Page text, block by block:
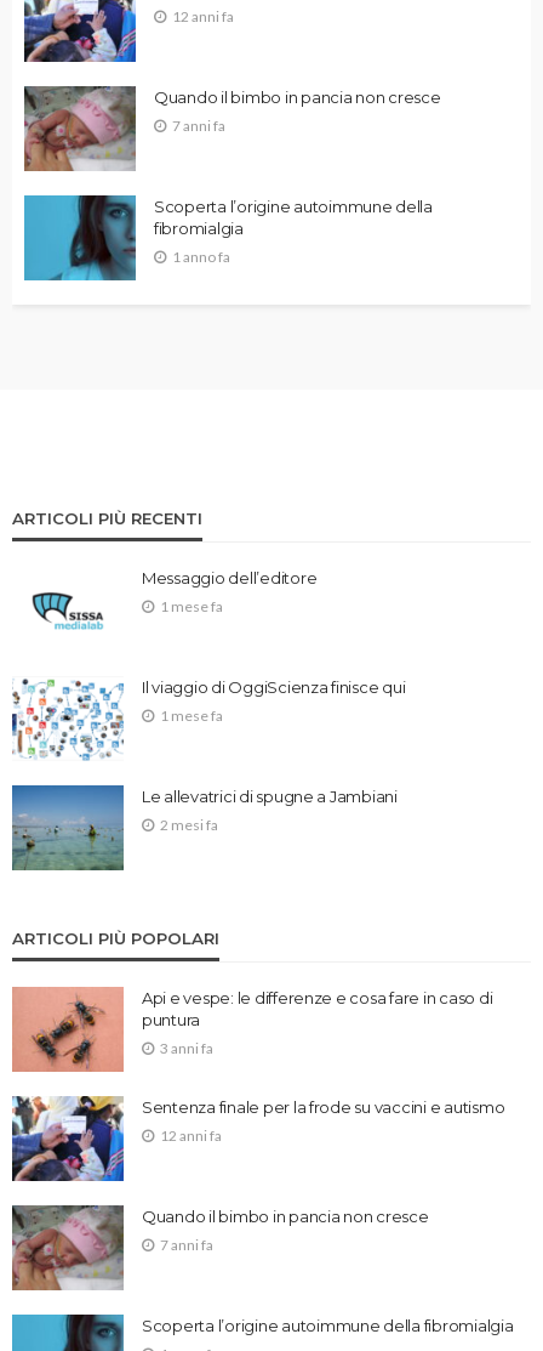
12 anni fa
Quando il bimbo in pancia non cresce
7 anni fa
Scoperta l’origine autoimmune della
fibromialgia
1 anno fa
ARTICOLI PIÙ RECENTI
Messaggio dell’editore
1 mese fa
Il viaggio di OggiScienza finisce qui
1 mese fa
Le allevatrici di spugne a Jambiani
2 mesi fa
ARTICOLI PIÙ POPOLARI
Api e vespe: le differenze e cosa fare in caso di
puntura
3 anni fa
Sentenza finale per la frode su vaccini e autismo
12 anni fa
Quando il bimbo in pancia non cresce
7 anni fa
Scoperta l’origine autoimmune della fibromialgia